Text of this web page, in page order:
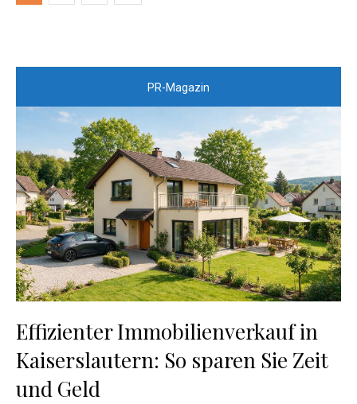
PR-Magazin
Effizienter Immobilienverkauf in
Kaiserslautern: So sparen Sie Zeit
und Geld